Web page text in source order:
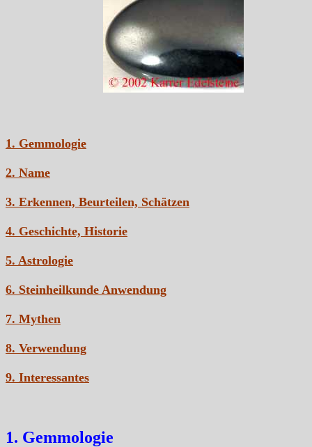
1. Gemmologie
2. Name
3. Erkennen, Beurteilen, Schätzen
4. Geschichte, Historie
5. Astrologie
6. Steinheilkunde Anwendung
7. Mythen
8. Verwendung
9. Interessantes
1. Gemmologie